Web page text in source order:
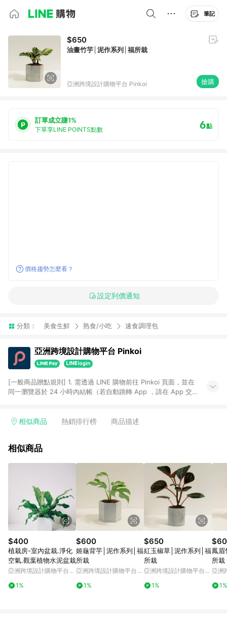
筆記
$650
油畫竹芋│泥作系列│福所栽
亞洲跨境設計購物平台 Pinkoi 搶購
訂單成立賺1%
下單享LINE POINTS點數 6點
價格趨勢怎麼看？
設定到價通知
分類： 美食生鮮 熟食/小吃 速食調理包
亞洲跨境設計購物平台 Pinkoi
[一般商品贈點規則] 1. 需透過 LINE 購物前往 Pinkoi 頁面，並在
同一瀏覽器於 24 小時內結帳（若自動跳轉 App ，請在 App 交
回饋訂單不得享有 Pinkoi 站方優惠，例如首購優惠，P coins，
行為，不具贈點資格，部分退款不在此限。 6. APP 請更新至
貨後 45 天後發送。 8. 群眾募資商品，禮物卡，開館保證金，補
運費，攤位費等不具贈點資格。 9. LINE 購物站上之商品規格、
顏色、價位、贈品如與 Pinkoi 商品資訊頁及購物車不符，以
Pinkoi 購物商品資訊頁及購物車標示為準。 10. 點數紅包使用規
則請以點數紅包活動說明為準。 11. 若於 LINE 購物前往 Pinkoi
頁面後才首次下載 Pinkoi APP 並完成訂單，不符合導購資格；承
上，首次下載 Pinkoi APP 後，需透過 LINE 購物前往 Pinkoi 頁
面，方享導購資格。
相似商品 熱銷排行榜 商品描述
相似商品
$400
植栽房-室內盆栽.淨化
空氣.觀葉植物水泥盆栽
亞洲跨境設計購物平台
1%
$600
姬龜背芋│泥作系列│福
所栽
亞洲跨境設計購物平台
1%
$650
紅玉椒草│泥作系列│福
所栽
亞洲跨境設計購物平台
1%
鳳眉
所栽
亞洲
1%